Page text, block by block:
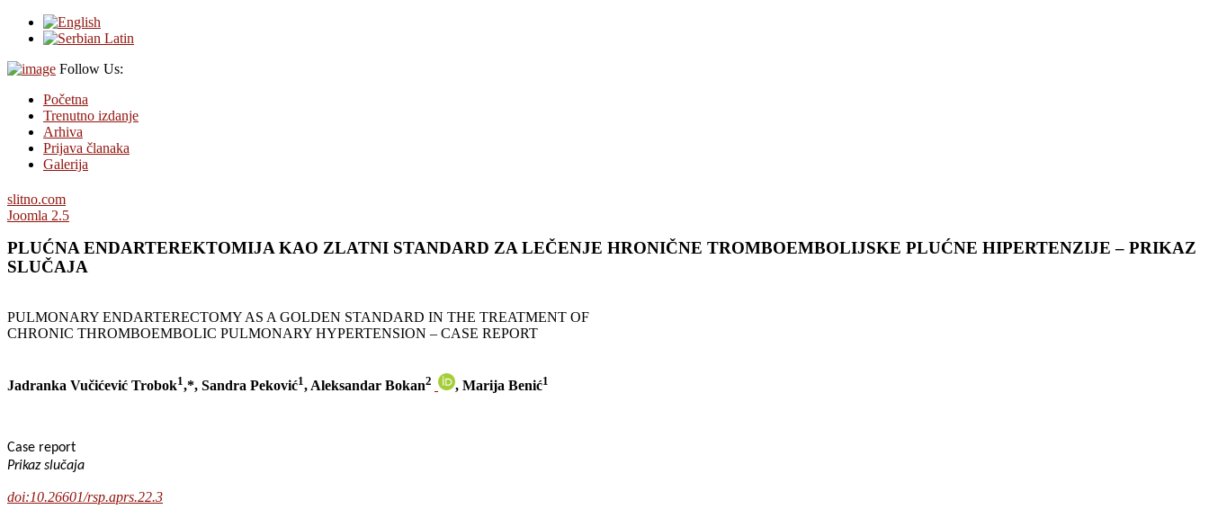
Follow Us:
Početna
Trenutno izdanje
Arhiva
Prijava članaka
Galerija
slitno.com
Joomla 2.5
PLUĆNA ENDARTEREKTOMIJA KAO ZLATNI STANDARD ZA LEČENJE HRONIČNE TROMBOEMBOLIJSKE PLUĆNE HIPERTENZIJE – PRIKAZ
SLUČAJA
PULMONARY ENDARTERECTOMY AS A GOLDEN STANDARD IN THE TREATMENT OF
CHRONIC THROMBOEMBOLIC PULMONARY HYPERTENSION – CASE REPORT
Jadranka Vučićević Trobok1,*, Sandra Peković1, Aleksandar Bokan2 , Marija Benić1
Case report
Prikaz slučaja
doi:10.26601/rsp.aprs.22.3